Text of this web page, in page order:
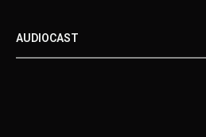
AUDIOCAST